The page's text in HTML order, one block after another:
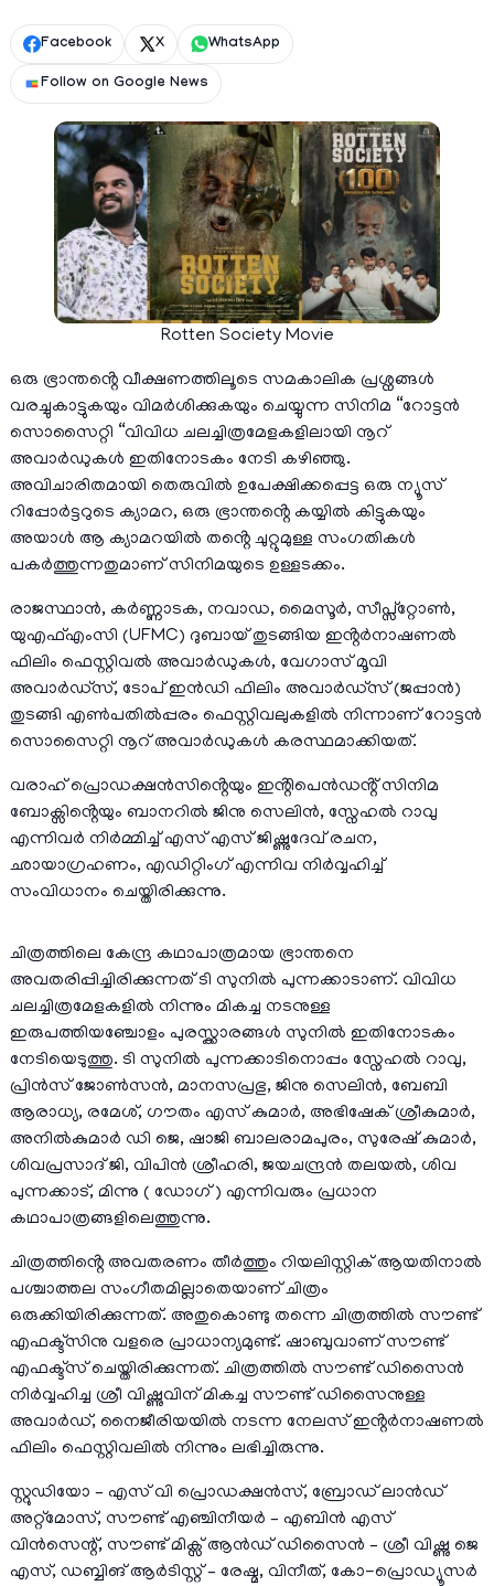
Facebook X WhatsApp
Follow on Google News
Rotten Society Movie
ഒരു ഭ്രാന്തൻ്റെ വീക്ഷണത്തിലൂടെ സമകാലിക പ്രശ്നങ്ങൾ
വരച്ചുകാട്ടുകയും വിമർശിക്കുകയും ചെയ്യുന്ന സിനിമ “റോട്ടൻ
സൊസൈറ്റി “വിവിധ ചലച്ചിത്രമേളകളിലായി നൂറ്
അവാർഡുകൾ ഇതിനോടകം നേടി കഴിഞ്ഞു.
അവിചാരിതമായി തെരുവിൽ ഉപേക്ഷിക്കപ്പെട്ട ഒരു ന്യൂസ്
റിപ്പോർട്ടറുടെ ക്യാമറ, ഒരു ഭ്രാന്തൻ്റെ കയ്യിൽ കിട്ടുകയും
അയാൾ ആ ക്യാമറയിൽ തൻ്റെ ചുറ്റുമുള്ള സംഗതികൾ
പകർത്തുന്നതുമാണ് സിനിമയുടെ ഉള്ളടക്കം.
രാജസ്ഥാൻ, കർണ്ണാടക, നവാഡ, മൈസൂർ, സീപ്സ്റ്റോൺ,
യുഎഫ്എംസി (UFMC) ദുബായ് തുടങ്ങിയ ഇൻ്റർനാഷണൽ
ഫിലിം ഫെസ്റ്റിവൽ അവാർഡുകൾ, വേഗാസ് മൂവി
അവാർഡ്സ്, ടോപ് ഇൻഡി ഫിലിം അവാർഡ്സ് (ജപ്പാൻ)
തുടങ്ങി എൺപതിൽപ്പരം ഫെസ്റ്റിവലുകളിൽ നിന്നാണ് റോട്ടൻ
സൊസൈറ്റി നൂറ് അവാർഡുകൾ കരസ്ഥമാക്കിയത്.
വരാഹ് പ്രൊഡക്ഷൻസിൻ്റെയും ഇൻ്റിപെൻഡൻ്റ് സിനിമ
ബോക്സിൻ്റെയും ബാനറിൽ ജിനു സെലിൻ, സ്നേഹൽ റാവു
എന്നിവർ നിർമ്മിച്ച് എസ് എസ് ജിഷ്ണുദേവ് രചന,
ഛായാഗ്രഹണം, എഡിറ്റിംഗ് എന്നിവ നിർവ്വഹിച്ച്
സംവിധാനം ചെയ്തിരിക്കുന്നു.
ചിത്രത്തിലെ കേന്ദ്ര കഥാപാത്രമായ ഭ്രാന്തനെ
അവതരിപ്പിച്ചിരിക്കുന്നത് ടി സുനിൽ പുന്നക്കാടാണ്. വിവിധ
ചലച്ചിത്രമേളകളിൽ നിന്നും മികച്ച നടനുള്ള
ഇരുപത്തിയഞ്ചോളം പുരസ്ക്കാരങ്ങൾ സുനിൽ ഇതിനോടകം
നേടിയെടുത്തു. ടി സുനിൽ പുന്നക്കാടിനൊപ്പം സ്നേഹൽ റാവു,
പ്രിൻസ് ജോൺസൻ, മാനസപ്രഭു, ജിനു സെലിൻ, ബേബി
ആരാധ്യ, രമേശ്, ഗൗതം എസ് കുമാർ, അഭിഷേക് ശ്രീകുമാർ,
അനിൽകുമാർ ഡി ജെ, ഷാജി ബാലരാമപുരം, സുരേഷ് കുമാർ,
ശിവപ്രസാദ് ജി, വിപിൻ ശ്രീഹരി, ജയചന്ദ്രൻ തലയൽ, ശിവ
പുന്നക്കാട്, മിന്നു ( ഡോഗ് ) എന്നിവരും പ്രധാന
കഥാപാത്രങ്ങളിലെത്തുന്നു.
ചിത്രത്തിൻ്റെ അവതരണം തീർത്തും റിയലിസ്റ്റിക് ആയതിനാൽ
പശ്ചാത്തല സംഗീതമില്ലാതെയാണ് ചിത്രം
ഒരുക്കിയിരിക്കുന്നത്. അതുകൊണ്ടു തന്നെ ചിത്രത്തിൽ സൗണ്ട്
എഫക്ട്സിനു വളരെ പ്രാധാന്യമുണ്ട്. ഷാബുവാണ് സൗണ്ട്
എഫക്ട്സ് ചെയ്തിരിക്കുന്നത്. ചിത്രത്തിൽ സൗണ്ട് ഡിസൈൻ
നിർവ്വഹിച്ച ശ്രീ വിഷ്ണുവിന് മികച്ച സൗണ്ട് ഡിസൈനുള്ള
അവാർഡ്, നൈജീരിയയിൽ നടന്ന നേലസ് ഇൻ്റർനാഷണൽ
ഫിലിം ഫെസ്റ്റിവലിൽ നിന്നും ലഭിച്ചിരുന്നു.
സ്റ്റുഡിയോ – എസ് വി പ്രൊഡക്ഷൻസ്, ബ്രോഡ് ലാൻഡ്
അറ്റ്മോസ്, സൗണ്ട് എഞ്ചിനീയർ – എബിൻ എസ്
വിൻസെന്റ്, സൗണ്ട് മിക്സ്‌ ആൻഡ് ഡിസൈൻ – ശ്രീ വിഷ്ണു ജെ
എസ്, ഡബ്ബിങ് ആർടിസ്റ്റ് – രേഷ്മ, വിനീത്, കോ-പ്രൊഡ്യൂസർ